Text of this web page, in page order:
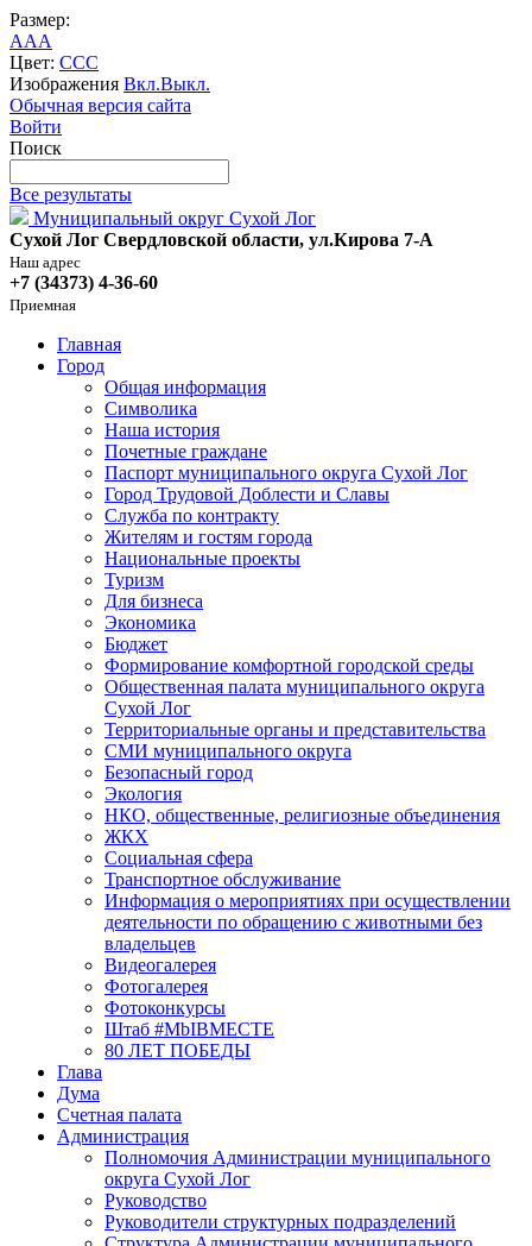
Размер:
AAA
Цвет: CCC
Изображения Вкл.Выкл.
Обычная версия сайта
Войти
Поиск
Все результаты
Муниципальный округ Сухой Лог
Сухой Лог Свердловской области, ул.Кирова 7-А
Наш адрес
+7 (34373) 4-36-60
Приемная
Главная
Город
Общая информация
Символика
Наша история
Почетные граждане
Паспорт муниципального округа Сухой Лог
Город Трудовой Доблести и Славы
Служба по контракту
Жителям и гостям города
Национальные проекты
Туризм
Для бизнеса
Экономика
Бюджет
Формирование комфортной городской среды
Общественная палата муниципального округа
Сухой Лог
Территориальные органы и представительства
СМИ муниципального округа
Безопасный город
Экология
НКО, общественные, религиозные объединения
ЖКХ
Социальная сфера
Транспортное обслуживание
Информация о мероприятиях при осуществлении
деятельности по обращению с животными без
владельцев
Видеогалерея
Фотогалерея
Фотоконкурсы
Штаб #MbIBMECTE
80 ЛЕТ ПОБЕДЫ
Глава
Дума
Счетная палата
Администрация
Полномочия Администрации муниципального
округа Сухой Лог
Руководство
Руководители структурных подразделений